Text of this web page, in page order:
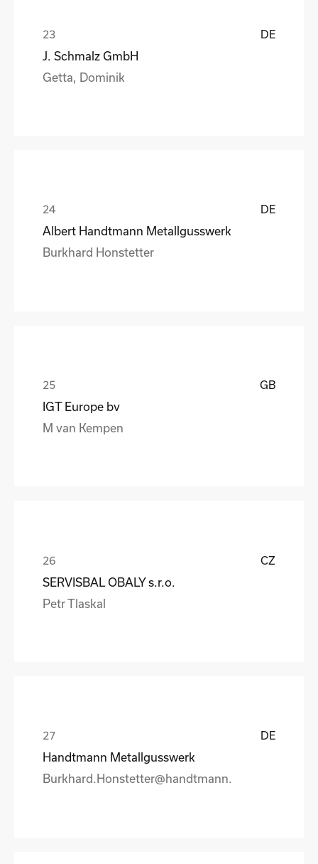
DE
J. Schmalz GmbH
Getta, Dominik
DE
Albert Handtmann Metallgusswerk
Burkhard Honstetter
GB
IGT Europe bv
M van Kempen
CZ
SERVISBAL OBALY s.r.o.
Petr Tlaskal
DE
Handtmann Metallgusswerk
Burkhard.Honstetter@handtmann.